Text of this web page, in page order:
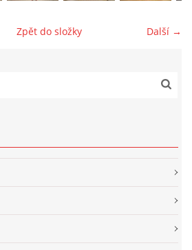
Další →
Zpět do složky